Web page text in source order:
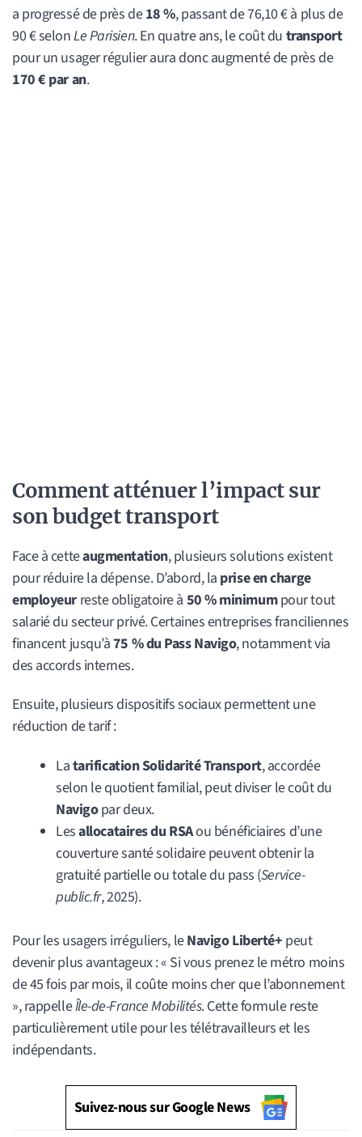
a progressé de près de18 %, passant de 76,10 € à plus de
90 € selonLe Parisien. En quatre ans, le coût du transport
pour un usager régulier aura donc augmenté de près de
170 € par an.
Comment atténuer l’impact sur
son budget transport
Face à cetteaugmentation, plusieurs solutions existent
pour réduire la dépense. D’abord, la prise en charge
employeurreste obligatoire à 50 % minimumpour tout
salarié du secteur privé. Certaines entreprises franciliennes
financent jusqu’à75 % du Pass Navigo, notamment via
des accords internes.
Ensuite, plusieurs dispositifs sociaux permettent une
réduction de tarif :
Latarification Solidarité Transport, accordée
selon le quotient familial, peut diviser le coût du
Navigopar deux.
Lesallocataires du RSAou bénéficiaires d’une
couverture santé solidaire peuvent obtenir la
gratuité partielle ou totale du pass (Service-
public.fr, 2025).
Pour les usagers irréguliers, leNavigo Liberté+ peut
devenir plus avantageux : « Si vous prenez le métro moins
de 45 fois par mois, il coûte moins cher que l’abonnement
», rappelleÎle-de-France Mobilités. Cette formule reste
particulièrement utile pour les télétravailleurs et les
indépendants.
Suivez-nous sur Google News